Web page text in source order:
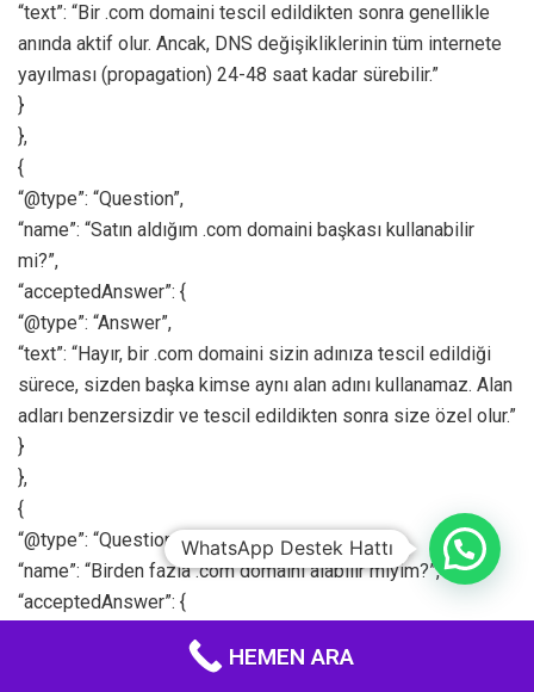
“text”: “Bir .com domaini tescil edildikten sonra genellikle
anında aktif olur. Ancak, DNS değişikliklerinin tüm internete
yayılması (propagation) 24-48 saat kadar sürebilir.”
}
},
{
“@type”: “Question”,
“name”: “Satın aldığım .com domaini başkası kullanabilir
mi?”,
“acceptedAnswer”: {
“@type”: “Answer”,
“text”: “Hayır, bir .com domaini sizin adınıza tescil edildiği
sürece, sizden başka kimse aynı alan adını kullanamaz. Alan
adları benzersizdir ve tescil edildikten sonra size özel olur.”
}
},
{
“@type”: “Question”,
“name”: “Birden fazla .com domaini alabilir miyim?”,
“acceptedAnswer”: {
“text”: “Evet, istediğiniz kadar .com domaini tescil
WhatsApp Destek Hattı
HEMEN ARA